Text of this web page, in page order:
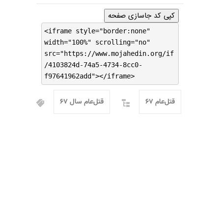
کپی کد جاسازی صفحه
<iframe style="border:none"
width="100%" scrolling="no"
src="https://www.mojahedin.org/if
/4103824d-74a5-4734-8cc0-
f97641962add"></iframe>
قتل‌عام سال ۶۷ قتل‌عام ۶۷